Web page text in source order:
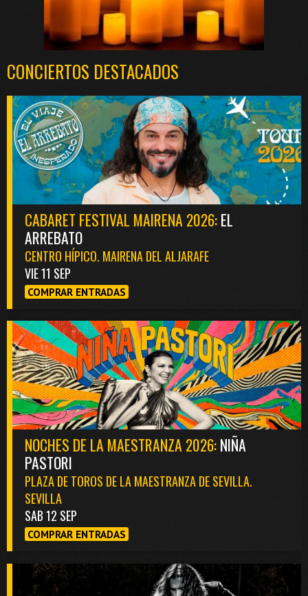
CONCIERTOS DESTACADOS
CABARET FESTIVAL MAIRENA 2026:EL
ARREBATO
CENTRO HÍPICO. MAIRENA DEL ALJARAFE
VIE 11 SEP
COMPRAR ENTRADAS
NOCHES DE LA MAESTRANZA 2026:NIÑA
PASTORI
PLAZA DE TOROS DE LA MAESTRANZA DE SEVILLA.
SEVILLA
SAB 12 SEP
COMPRAR ENTRADAS